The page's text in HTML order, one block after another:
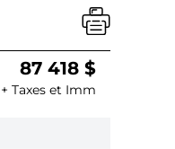
87 418 $
+ Taxes et Imm